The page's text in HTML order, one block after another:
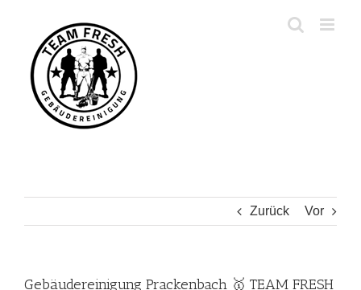
springen
Zurück Vor
Gebäudereinigung Prackenbach 🥇 TEAM FRESH